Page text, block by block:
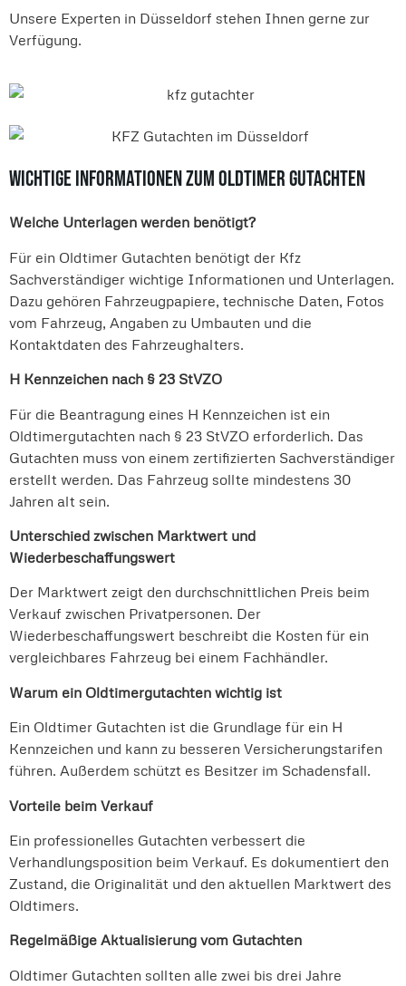
Unsere Experten in Düsseldorf stehen Ihnen gerne zur
Verfügung.
Wichtige Informationen zum Oldtimer Gutachten
Welche Unterlagen werden benötigt?
Für ein Oldtimer Gutachten benötigt der Kfz
Sachverständiger wichtige Informationen und Unterlagen.
Dazu gehören Fahrzeugpapiere, technische Daten, Fotos
vom Fahrzeug, Angaben zu Umbauten und die
Kontaktdaten des Fahrzeughalters.
H Kennzeichen nach § 23 StVZO
Für die Beantragung eines H Kennzeichen ist ein
Oldtimergutachten nach § 23 StVZO erforderlich. Das
Gutachten muss von einem zertifizierten Sachverständiger
erstellt werden. Das Fahrzeug sollte mindestens 30
Jahren alt sein.
Unterschied zwischen Marktwert und
Wiederbeschaffungswert
Der Marktwert zeigt den durchschnittlichen Preis beim
Verkauf zwischen Privatpersonen. Der
Wiederbeschaffungswert beschreibt die Kosten für ein
vergleichbares Fahrzeug bei einem Fachhändler.
Warum ein Oldtimergutachten wichtig ist
Ein Oldtimer Gutachten ist die Grundlage für ein H
Kennzeichen und kann zu besseren Versicherungstarifen
führen. Außerdem schützt es Besitzer im Schadensfall.
Vorteile beim Verkauf
Ein professionelles Gutachten verbessert die
Verhandlungsposition beim Verkauf. Es dokumentiert den
Zustand, die Originalität und den aktuellen Marktwert des
Oldtimers.
Regelmäßige Aktualisierung vom Gutachten
Oldtimer Gutachten sollten alle zwei bis drei Jahre